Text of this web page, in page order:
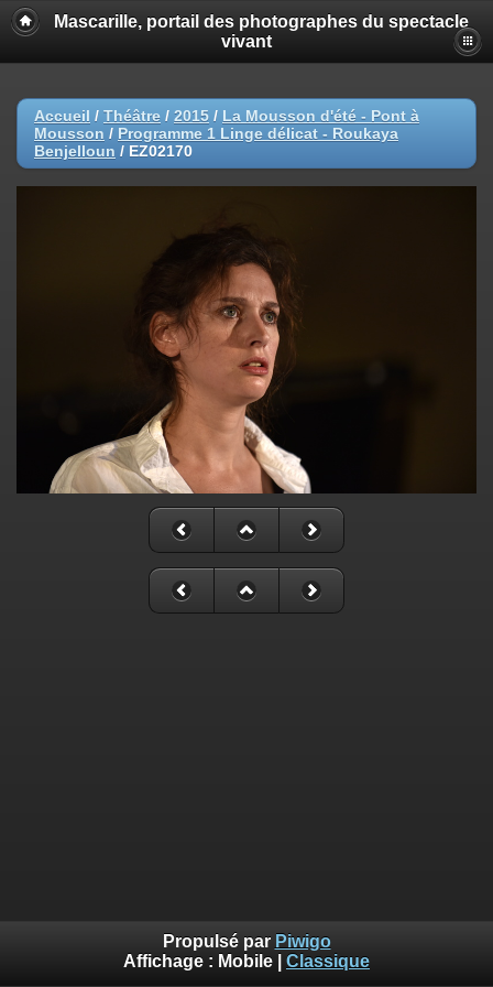
Mascarille, portail des photographes du spectacle
vivant
Accueil / Théâtre / 2015 / La Mousson d'été - Pont à
Mousson / Programme 1 Linge délicat - Roukaya
Benjelloun / EZ02170
Propulsé par Piwigo
Affichage : Mobile Classique